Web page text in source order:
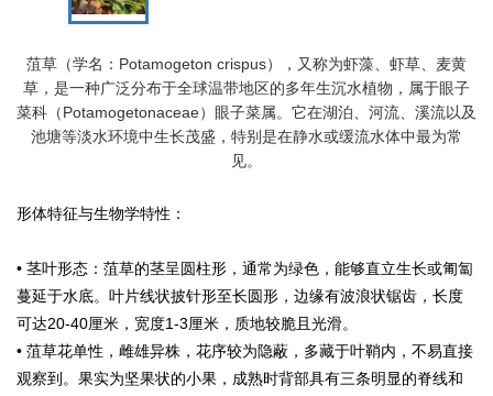
菹草（学名：Potamogeton crispus），又称为虾藻、虾草、麦黄
草，是一种广泛分布于全球温带地区的多年生沉水植物，属于眼子
菜科（Potamogetonaceae）眼子菜属。它在湖泊、河流、溪流以及
池塘等淡水环境中生长茂盛，特别是在静水或缓流水体中最为常
见。
形体特征与生物学特性：
• 茎叶形态：菹草的茎呈圆柱形，通常为绿色，能够直立生长或匍匐
蔓延于水底。叶片线状披针形至长圆形，边缘有波浪状锯齿，长度
可达20-40厘米，宽度1-3厘米，质地较脆且光滑。
• 菹草花单性，雌雄异株，花序较为隐蔽，多藏于叶鞘内，不易直接
观察到。果实为坚果状的小果，成熟时背部具有三条明显的脊线和